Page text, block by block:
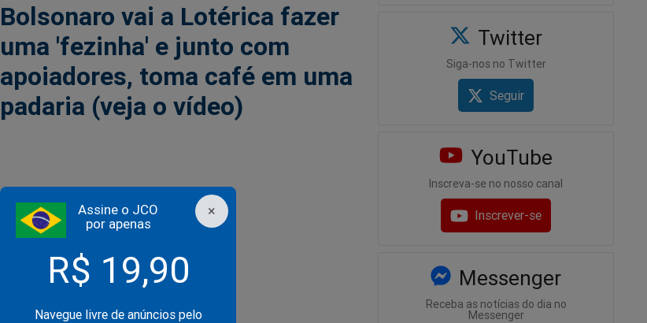
×
Assine o JCO
por apenas
R$ 19,90
Navegue livre de anúncios pelo
Bolsonaro vai a Lotérica fazer
uma 'fezinha' e junto com
apoiadores, toma café em uma
padaria (veja o vídeo)
Twitter
Siga-nos no Twitter
Seguir
YouTube
Inscreva-se no nosso canal
Inscrever-se
Messenger
Receba as notícias do dia no
Messenger